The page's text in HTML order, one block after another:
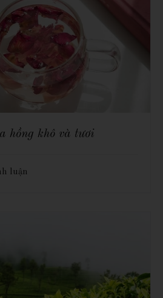
hồng khô và tươi
luận